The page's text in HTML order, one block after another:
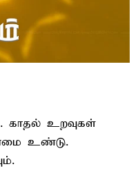
காதல் உறவுகள்
உண்டு.